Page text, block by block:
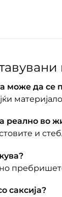
може да се
реално во
и
саксија?